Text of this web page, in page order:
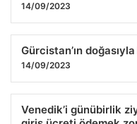
14/09/2023
Gürcistan’ın
14/09/2023
Venedik’i günübirlik